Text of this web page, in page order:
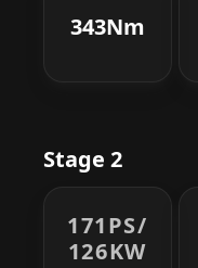
343Nm
Stage 2
171PS/
126KW